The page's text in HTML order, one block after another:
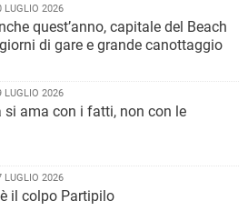
LUGLIO 2026
quest’anno, capitale del Beach
di gare e grande canottaggio
LUGLIO 2026
si ama con i fatti, non con le
LUGLIO 2026
il colpo Partipilo